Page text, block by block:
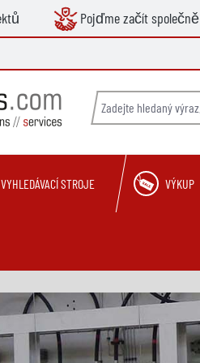
Pojďme začít společně
VYHLEDÁVACÍ STROJE VÝKUP